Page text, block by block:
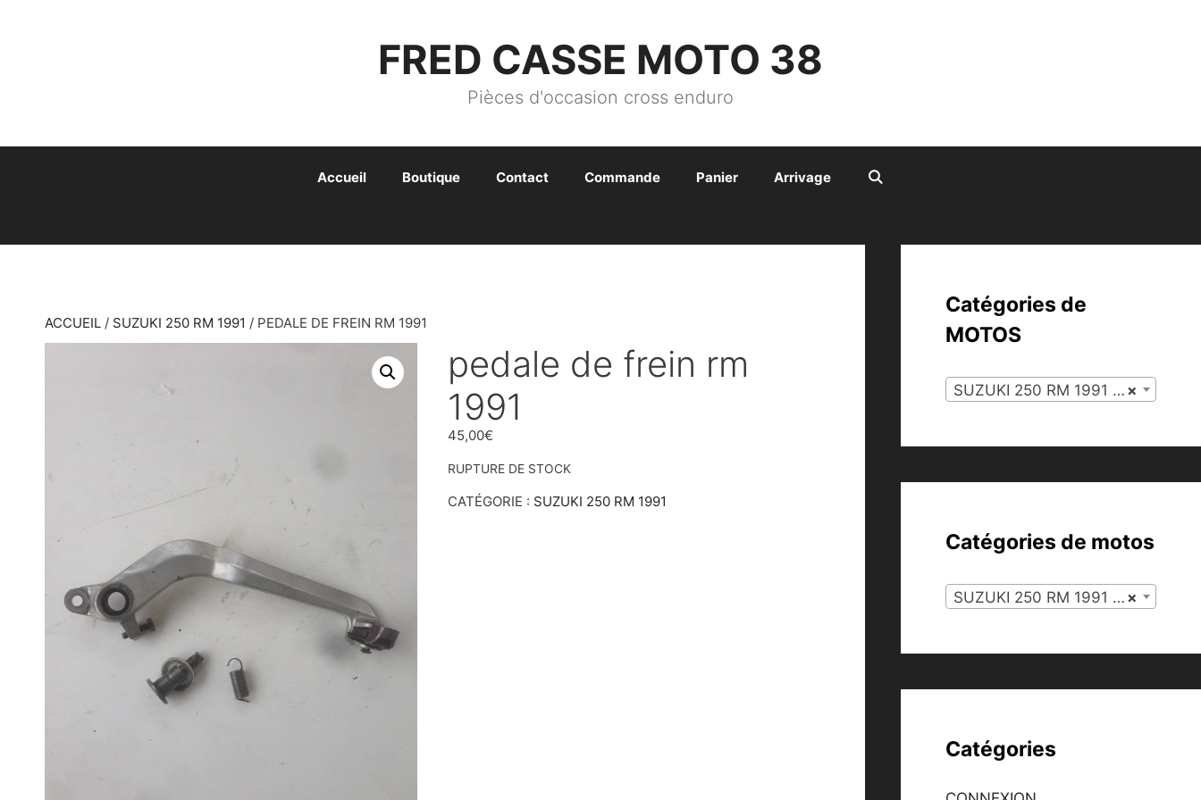
FRED CASSE MOTO 38
Pièces d'occasion cross enduro
Accueil Boutique Contact Commande Panier Arrivage
ACCUEIL / SUZUKI 250 RM 1991 / PEDALE DE FREIN RM 1991
pedale de frein rm
1991
45,00€
RUPTURE DE STOCK
CATÉGORIE : SUZUKI 250 RM 1991
Catégories de
MOTOS
×
SUZUKI 250 RM 1991 (29)
Catégories de motos
×
SUZUKI 250 RM 1991 (29)
Catégories